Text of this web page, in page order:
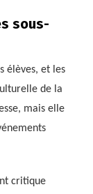
sous-
élèves, et les
de la
mais elle
critique